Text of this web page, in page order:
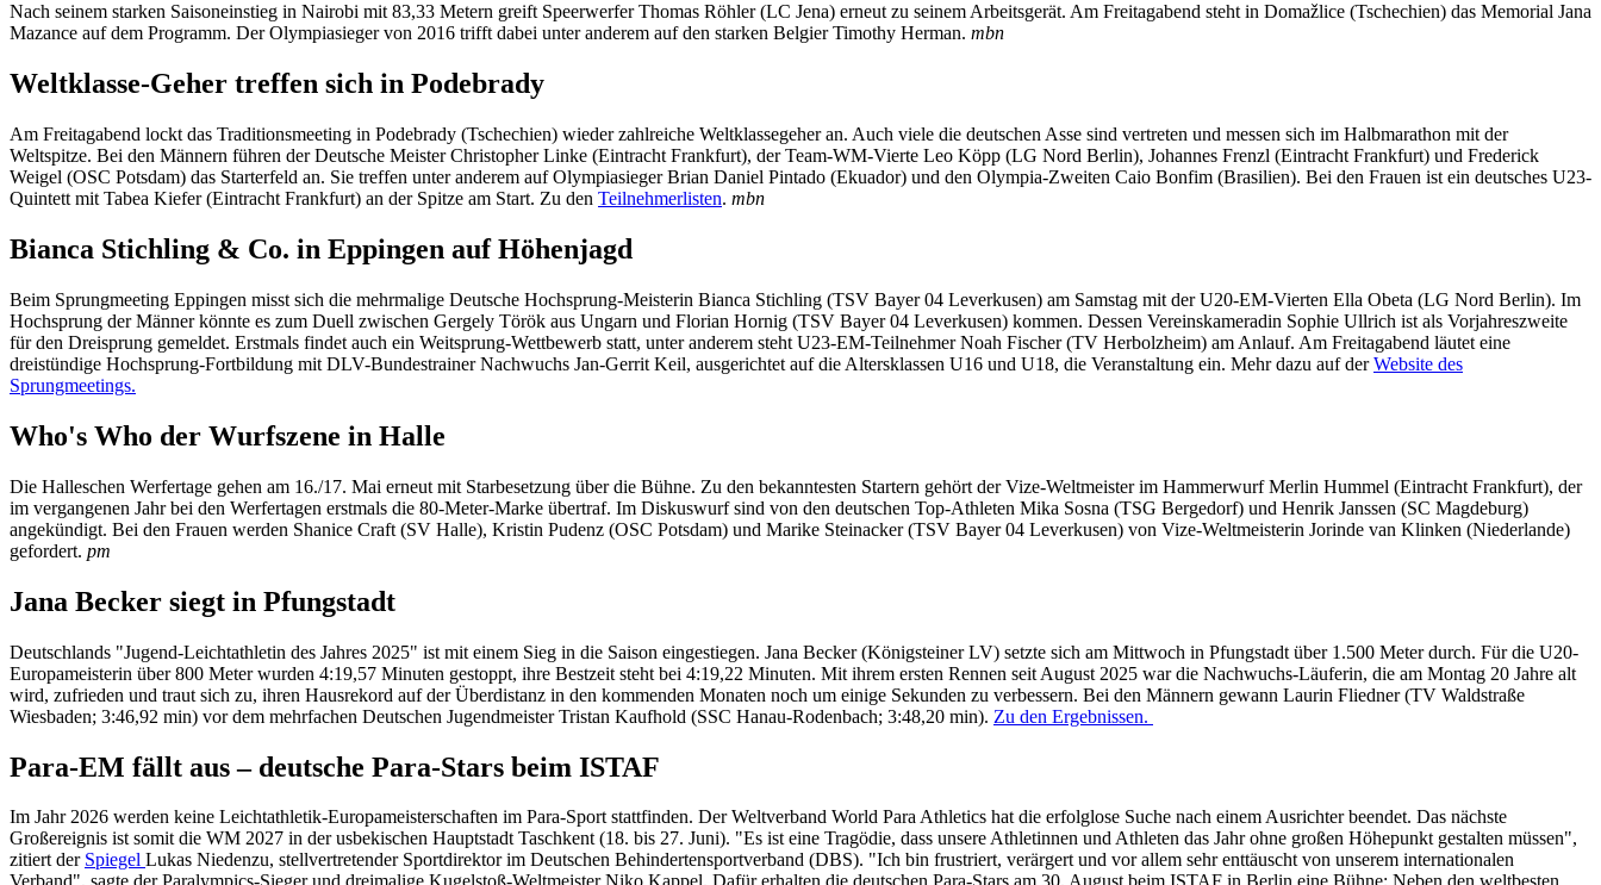
Nach seinem starken Saisoneinstieg in Nairobi mit 83,33 Metern greift Speerwerfer Thomas Röhler (LC Jena) erneut zu seinem Arbeitsgerät. Am Freitagabend steht in Domažlice (Tschechien) das Memorial Jana
Mazance auf dem Programm. Der Olympiasieger von 2016 trifft dabei unter anderem auf den starken Belgier Timothy Herman. mbn
Weltklasse-Geher treffen sich in Podebrady
Am Freitagabend lockt das Traditionsmeeting in Podebrady (Tschechien) wieder zahlreiche Weltklassegeher an. Auch viele die deutschen Asse sind vertreten und messen sich im Halbmarathon mit der
Weltspitze. Bei den Männern führen der Deutsche Meister Christopher Linke (Eintracht Frankfurt), der Team-WM-Vierte Leo Köpp (LG Nord Berlin), Johannes Frenzl (Eintracht Frankfurt) und Frederick
Weigel (OSC Potsdam) das Starterfeld an. Sie treffen unter anderem auf Olympiasieger Brian Daniel Pintado (Ekuador) und den Olympia-Zweiten Caio Bonfim (Brasilien). Bei den Frauen ist ein deutsches U23-
Quintett mit Tabea Kiefer (Eintracht Frankfurt) an der Spitze am Start. Zu den Teilnehmerlisten. mbn
Bianca Stichling & Co. in Eppingen auf Höhenjagd
Beim Sprungmeeting Eppingen misst sich die mehrmalige Deutsche Hochsprung-Meisterin Bianca Stichling (TSV Bayer 04 Leverkusen) am Samstag mit der U20-EM-Vierten Ella Obeta (LG Nord Berlin). Im
Hochsprung der Männer könnte es zum Duell zwischen Gergely Török aus Ungarn und Florian Hornig (TSV Bayer 04 Leverkusen) kommen. Dessen Vereinskameradin Sophie Ullrich ist als Vorjahreszweite
für den Dreisprung gemeldet. Erstmals findet auch ein Weitsprung-Wettbewerb statt, unter anderem steht U23-EM-Teilnehmer Noah Fischer (TV Herbolzheim) am Anlauf. Am Freitagabend läutet eine
dreistündige Hochsprung-Fortbildung mit DLV-Bundestrainer Nachwuchs Jan-Gerrit Keil, ausgerichtet auf die Altersklassen U16 und U18, die Veranstaltung ein. Mehr dazu auf derWebsite des
Sprungmeetings.
Who's Who der Wurfszene in Halle
Die Halleschen Werfertage gehen am 16./17. Mai erneut mit Starbesetzung über die Bühne. Zu den bekanntesten Startern gehört der Vize-Weltmeister im Hammerwurf Merlin Hummel (Eintracht Frankfurt), der
im vergangenen Jahr bei den Werfertagen erstmals die 80-Meter-Marke übertraf. Im Diskuswurf sind von den deutschen Top-Athleten Mika Sosna (TSG Bergedorf) und Henrik Janssen (SC Magdeburg)
angekündigt. Bei den Frauen werden Shanice Craft (SV Halle), Kristin Pudenz (OSC Potsdam) und Marike Steinacker (TSV Bayer 04 Leverkusen) von Vize-Weltmeisterin Jorinde van Klinken (Niederlande)
gefordert. pm
Jana Becker siegt in Pfungstadt
Deutschlands "Jugend-Leichtathletin des Jahres 2025" ist mit einem Sieg in die Saison eingestiegen. Jana Becker (Königsteiner LV) setzte sich am Mittwoch in Pfungstadt über 1.500 Meter durch. Für die U20-
Europameisterin über 800 Meter wurden 4:19,57 Minuten gestoppt, ihre Bestzeit steht bei 4:19,22 Minuten. Mit ihrem ersten Rennen seit August 2025 war die Nachwuchs-Läuferin, die am Montag 20 Jahre alt
wird, zufrieden und traut sich zu, ihren Hausrekord auf der Überdistanz in den kommenden Monaten noch um einige Sekunden zu verbessern. Bei den Männern gewann Laurin Fliedner (TV Waldstraße
Wiesbaden; 3:46,92 min) vor dem mehrfachen Deutschen Jugendmeister Tristan Kaufhold (SSC Hanau-Rodenbach; 3:48,20 min). Zu den Ergebnissen.
Para-EM fällt aus – deutsche Para-Stars beim ISTAF
Im Jahr 2026 werden keine Leichtathletik-Europameisterschaften im Para-Sport stattfinden. Der Weltverband World Para Athletics hat die erfolglose Suche nach einem Ausrichter beendet. Das nächste
Großereignis ist somit die WM 2027 in der usbekischen Hauptstadt Taschkent (18. bis 27. Juni). "Es ist eine Tragödie, dass unsere Athletinnen und Athleten das Jahr ohne großen Höhepunkt gestalten müssen",
zitiert der Spiegel Lukas Niedenzu, stellvertretender Sportdirektor im Deutschen Behindertensportverband (DBS). "Ich bin frustriert, verärgert und vor allem sehr enttäuscht von unserem internationalen